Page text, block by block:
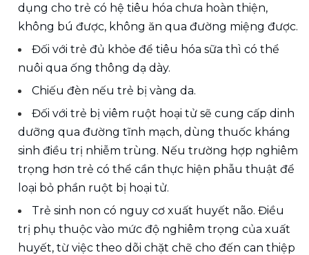
dụng cho trẻ có hệ tiêu hóa chưa hoàn thiện,
không bú được, không ăn qua đường miệng được.
Đối với trẻ đủ khỏe để tiêu hóa sữa thì có thể
nuôi qua ống thông dạ dày.
Chiếu đèn nếu trẻ bị vàng da.
Đối với trẻ bị viêm ruột hoại tử sẽ cung cấp dinh
dưỡng qua đường tĩnh mạch, dùng thuốc kháng
sinh điều trị nhiễm trùng. Nếu trường hợp nghiêm
trọng hơn trẻ có thể cần thực hiện phẫu thuật để
loại bỏ phần ruột bị hoại tử.
Trẻ sinh non có nguy cơ xuất huyết não. Điều
trị phụ thuộc vào mức độ nghiêm trọng của xuất
huyết, từ việc theo dõi chặt chẽ cho đến can thiệp